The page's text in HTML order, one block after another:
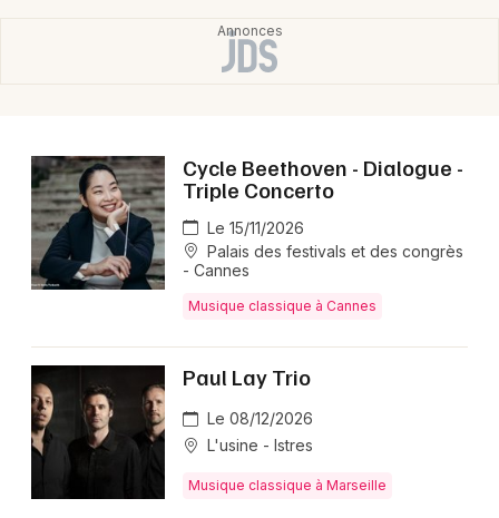
Cycle Beethoven - Dialogue -
Triple Concerto
Le 15/11/2026
Palais des festivals et des congrès
- Cannes
Musique classique à Cannes
Paul Lay Trio
Le 08/12/2026
L'usine - Istres
Musique classique à Marseille